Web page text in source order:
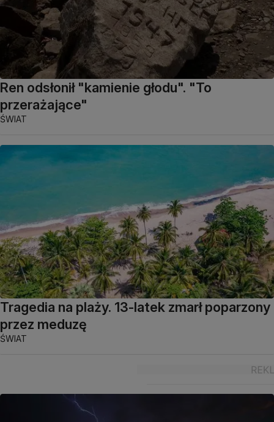
Ren odsłonił "kamienie głodu". "To
przerażające"
ŚWIAT
Tragedia na plaży. 13-latek zmarł poparzony
przez meduzę
ŚWIAT